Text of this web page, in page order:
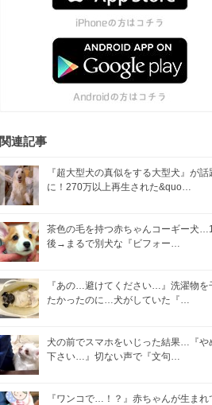
関連記事
『超大型犬の真似をする大型犬』が話
に！270万以上再生された&quo…
茶色の毛を持つ赤ちゃんコーギー犬
後→まるで別犬な『ビフォー…
『あの…避けてください…』洗濯物を
たかったのに…犬がしていた『…
犬の前でスマホをいじった結果…『や
下さい…』切ない声で『文句…
『ワンコで…！？』赤ちゃんが生まれ